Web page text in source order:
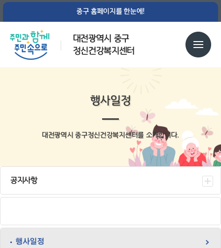
중구 홈페이지를 한눈에!
대전광역시 중구
정신건강복지센터
행사일정
대전광역시 중구정신건강복지센터를 소개합니다.
공지사항
행사일정